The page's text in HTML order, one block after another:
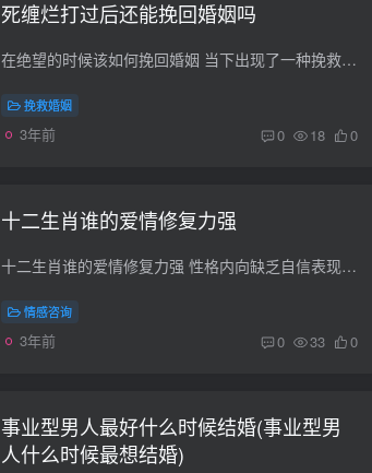
死缠烂打过后还能挽回婚姻吗
在绝望的时候该如何挽回婚姻 当下出现了一种挽救婚姻的新办法，试离婚。它其实有点像分居，但它又和分居不同，指夫妻双方在都同意离婚的情况下，先从生活上“离”一段时间，不急于从法律上办离...
挽救婚姻
3年前 0 18 0
十二生肖谁的爱情修复力强
十二生肖谁的爱情修复力强 性格内向缺乏自信表现培养自信改变内向性格； 何提高自信 每都遇挫折候千万要受挫自能力产怀疑进形种压力 遇挫折候应该保持脑清晰、面现实、勇敢面、要逃避冷静析整事...
情感咨询
3年前 0 33 0
事业型男人最好什么时候结婚(事业型男
人什么时候最想结婚)